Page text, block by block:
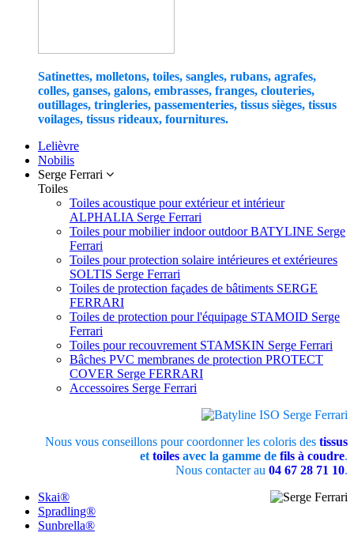
Satinettes, molletons, toiles, sangles, rubans, agrafes,
colles, ganses, galons, embrasses, franges, clouteries,
outillages, tringleries, passementeries, tissus sièges, tissus
voilages, tissus rideaux, fournitures.
Lelièvre
Nobilis
Serge Ferrari
Toiles
Toiles acoustique pour extérieur et intérieur
ALPHALIA Serge Ferrari
Toiles pour mobilier indoor outdoor BATYLINE Serge
Ferrari
Toiles pour protection solaire intérieures et extérieures
SOLTIS Serge Ferrari
Toiles de protection façades de bâtiments SERGE
FERRARI
Toiles de protection pour l'équipage STAMOID Serge
Ferrari
Toiles pour recouvrement STAMSKIN Serge Ferrari
Bâches PVC membranes de protection PROTECT
COVER Serge FERRARI
Accessoires Serge Ferrari
Nous vous conseillons pour coordonner les coloris des tissus
et toiles avec la gamme de fils à coudre.
Nous contacter au 04 67 28 71 10.
Skai®
Spradling®
Sunbrella®